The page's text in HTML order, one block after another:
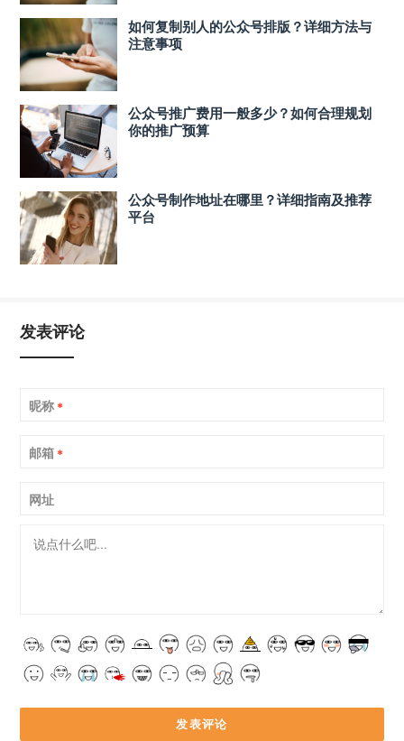
如何复制别人的公众号排版？详细方法与
注意事项
公众号推广费用一般多少？如何合理规划
你的推广预算
公众号制作地址在哪里？详细指南及推荐
平台
发表评论
昵称 *
邮箱 *
网址